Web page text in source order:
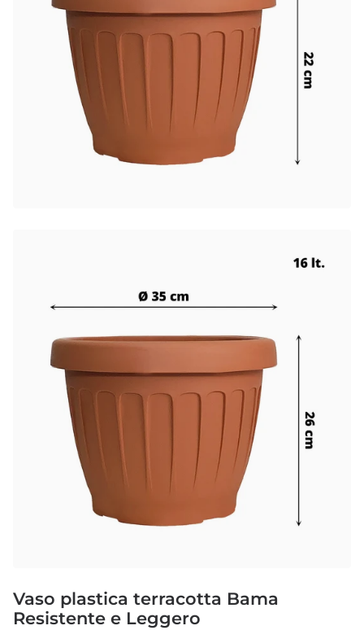
Vaso plastica terracotta Bama
Resistente e Leggero